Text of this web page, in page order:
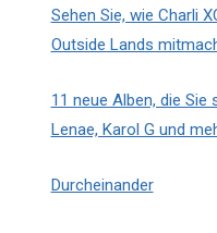
Sehen Sie, wie Charli
Outside Lands
11 neue Alben, die
Lenae, Karol G und
Durcheinander